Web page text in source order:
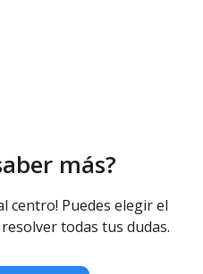
más?
centro! Puedes elegir el
todas tus dudas.